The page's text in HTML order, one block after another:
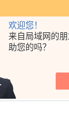
欢迎您！
来自局域网的
助您的吗？
我的